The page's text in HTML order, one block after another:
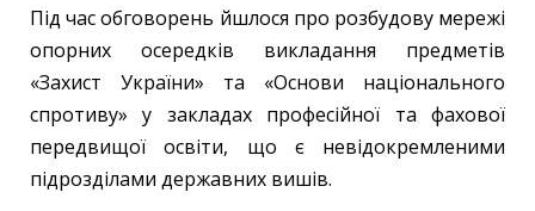
Під час обговорень йшлося про розбудову мережі
опорних осередків викладання предметів
«Захист України» та «Основи національного
спротиву» у закладах професійної та фахової
передвищої освіти, що є невідокремленими
підрозділами державних вишів.